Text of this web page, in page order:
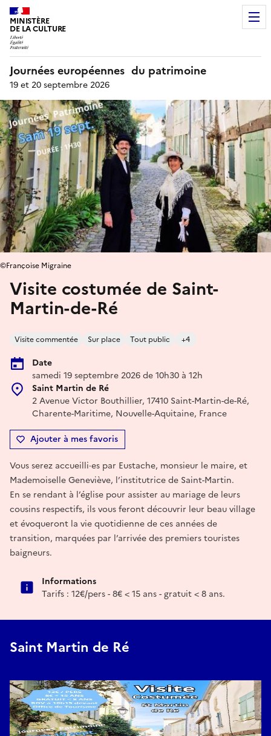
MINISTÈRE
DE LA CULTURE
Journées européennes du patrimoine
19 et 20 septembre 2026
Visite costumée de Saint-
Martin-de-Ré
Visite commentée Sur place Tout public +4
Date
samedi 19 septembre 2026 de 10h30 à 12h
Saint Martin de Ré
2 Avenue Victor Bouthillier, 17410 Saint-Martin-de-Ré,
Charente-Maritime, Nouvelle-Aquitaine, France
Ajouter à mes favoris
©Françoise Migraine
Vous serez accueilli·es par Eustache, monsieur le maire, et
Mademoiselle Geneviève, l’institutrice de Saint-Martin.
En se rendant à l’église pour assister au mariage de leurs
cousins respectifs, ils vous feront découvrir leur beau village
et évoqueront la vie quotidienne de ces années de
transition, marquées par l’arrivée des premiers touristes
baigneurs.
Informations
Tarifs : 12€/pers - 8€ < 15 ans - gratuit < 8 ans.
Saint Martin de Ré